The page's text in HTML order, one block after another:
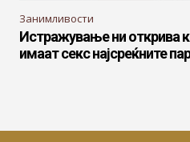
Занимливости
Истражување ни открива
имаат секс најсреќните